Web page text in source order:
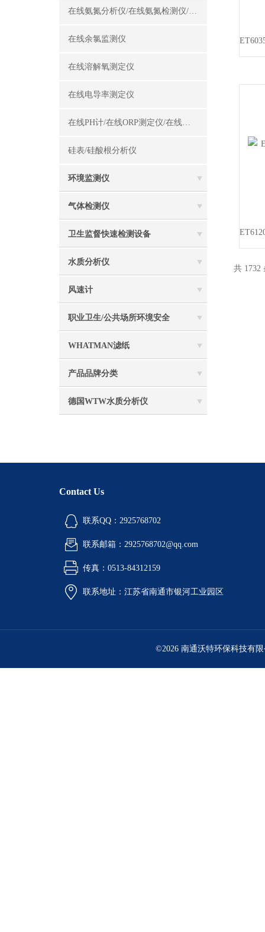
在线氨氮分析仪/在线氨氮检测仪/氨氮变送器
在线余氯监测仪
在线溶解氧测定仪
在线电导率测定仪
在线PH计/在线ORP测定仪/在线酸碱度计
硅表/硅酸根分析仪
环境监测仪
气体检测仪
卫生监督快速检测设备
水质分析仪
风速计
职业卫生/公共场所环境安全
WHATMAN滤纸
产品品牌分类
德国WTW水质分析仪
共 1732
Contact Us
联系QQ：2925768702
联系邮箱：2925768702@qq.com
传真：0513-84312159
联系地址：江苏省南通市银河工业园区
©2026 南通沃特环保科技有